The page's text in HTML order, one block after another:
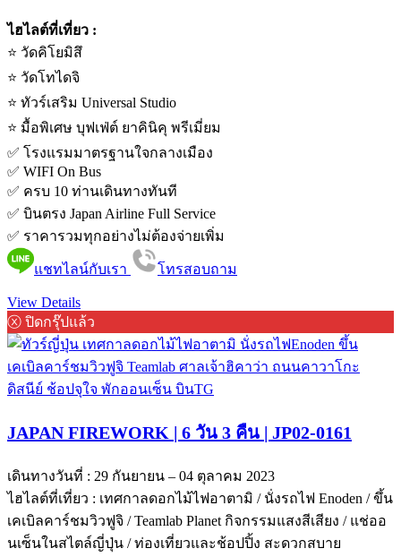
ไฮไลต์ที่เที่ยว :
⭐️ วัดคิโยมิสึ
⭐️ วัดโทไดจิ
⭐️ ทัวร์เสริม Universal Studio
⭐️ มื้อพิเศษ บุฟเฟ่ต์ ยาคินิคุ พรีเมี่ยม
✅ โรงแรมมาตรฐานใจกลางเมือง
✅ WIFI On Bus
✅ ครบ 10 ท่านเดินทางทันที
✅ บินตรง Japan Airline Full Service
✅ ราคารวมทุกอย่างไม่ต้องจ่ายเพิ่ม
แชทไลน์กับเรา โทรสอบถาม
View Details
ⓧ ปิดกรุ๊ปแล้ว
JAPAN FIREWORK | 6 วัน 3 คืน | JP02-0161
เดินทางวันที่ : 29 กันยายน – 04 ตุลาคม 2023
ไฮไลต์ที่เที่ยว : เทศกาลดอกไม้ไฟอาตามิ / นั่งรถไฟ Enoden / ขึ้น
เคเบิลคาร์ชมวิวฟูจิ / Teamlab Planet กิจกรรมแสงสีเสียง / แช่ออ
นเซ็นในสไตล์ญี่ปุ่น / ท่องเที่ยวและช้อปปิ้ง สะดวกสบาย